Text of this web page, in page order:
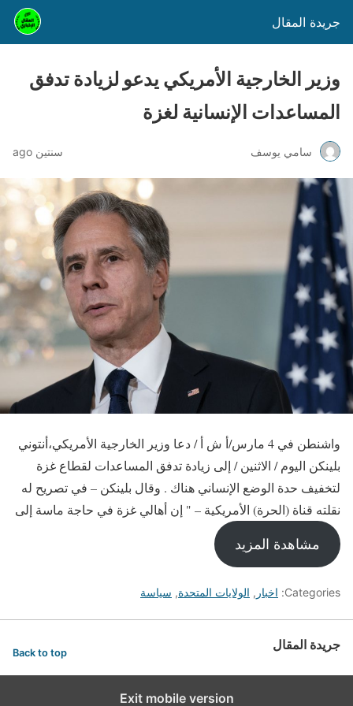
جريدة المقال
وزير الخارجية الأمريكي يدعو لزيادة تدفق
المساعدات الإنسانية لغزة
سامي يوسف سنتين ago
واشنطن في 4 مارس/أ ش أ / دعا وزير الخارجية الأمريكي،أنتوني
بلينكن اليوم / الاثنين / إلى زيادة تدفق المساعدات لقطاع غزة
لتخفيف حدة الوضع الإنساني هناك . وقال بلينكن – في تصريح له
نقلته قناة (الحرة) الأمريكية – " إن أهالي غزة في حاجة ماسة إلى
مشاهدة المزيد
Categories: اخبار , الولايات المتحدة, سياسة
جريدة المقال Back to top
Exit mobile version